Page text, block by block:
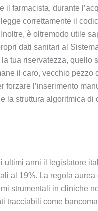
farmacista, durante
correttamente il
è oltremodo utile
dati sanitari al
tua riservatezza, quello
il caro, vecchio pezzo
l’inserimento
la struttura algoritmica di
ultimi anni il legislatore
al 19%. La regola
strumentali in cliniche
tracciabili come